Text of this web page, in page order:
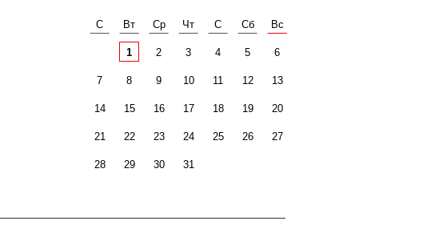
С Вт Ср Чт С Сб Вс
1 2 3 4 5 6
7 8 9 10 11 12 13
14 15 16 17 18 19 20
21 22 23 24 25 26 27
28 29 30 31